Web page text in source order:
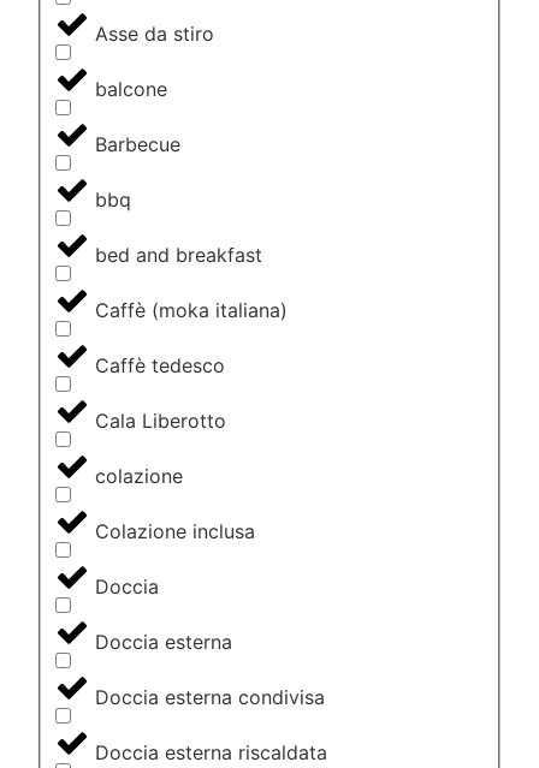
Asse da stiro
balcone
Barbecue
bbq
bed and breakfast
Caffè (moka italiana)
Caffè tedesco
Cala Liberotto
colazione
Colazione inclusa
Doccia
Doccia esterna
Doccia esterna condivisa
Doccia esterna riscaldata